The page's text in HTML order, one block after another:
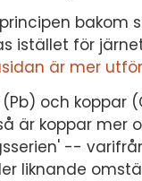
bakom
istället för
är mer
(Pb) och koppar
är koppar mer
--
liknande